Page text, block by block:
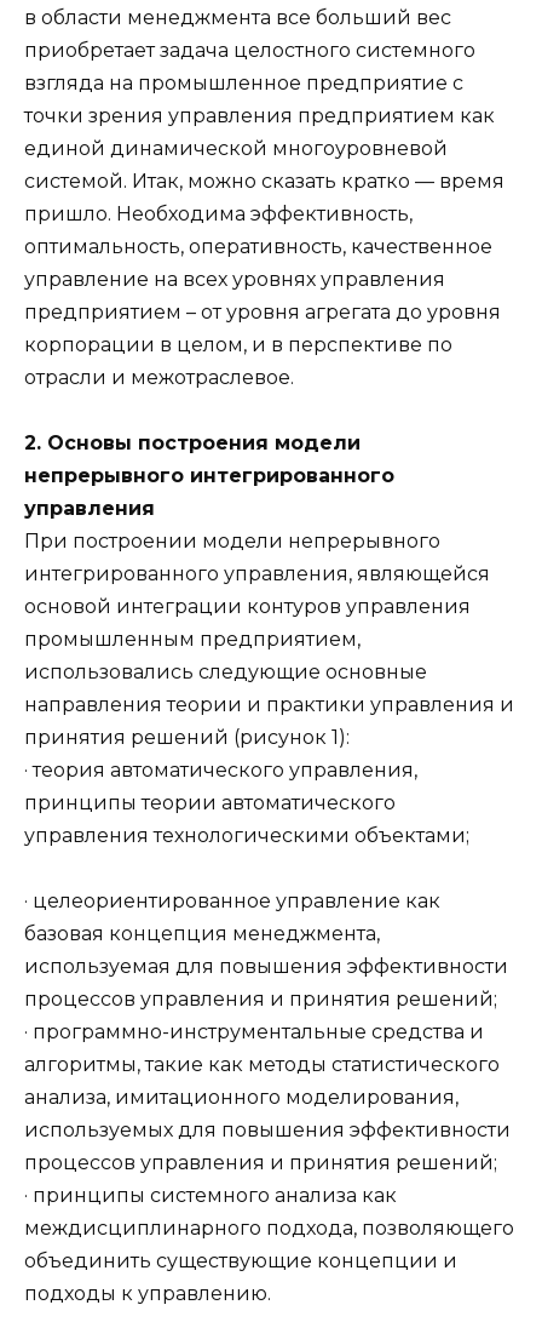
в области менеджмента все больший вес
приобретает задача целостного системного
взгляда на промышленное предприятие с
точки зрения управления предприятием как
единой динамической многоуровневой
системой. Итак, можно сказать кратко — время
пришло. Необходима эффективность,
оптимальность, оперативность, качественное
управление на всех уровнях управления
предприятием – от уровня агрегата до уровня
корпорации в целом, и в перспективе по
отрасли и межотраслевое.
2. Основы построения модели
непрерывного интегрированного
управления
При построении модели непрерывного
интегрированного управления, являющейся
основой интеграции контуров управления
промышленным предприятием,
использовались следующие основные
направления теории и практики управления и
принятия решений (рисунок 1):
· теория автоматического управления,
принципы теории автоматического
управления технологическими объектами;
· целеориентированное управление как
базовая концепция менеджмента,
используемая для повышения эффективности
процессов управления и принятия решений;
· программно-инструментальные средства и
алгоритмы, такие как методы статистического
анализа, имитационного моделирования,
используемых для повышения эффективности
процессов управления и принятия решений;
· принципы системного анализа как
междисциплинарного подхода, позволяющего
объединить существующие концепции и
подходы к управлению.